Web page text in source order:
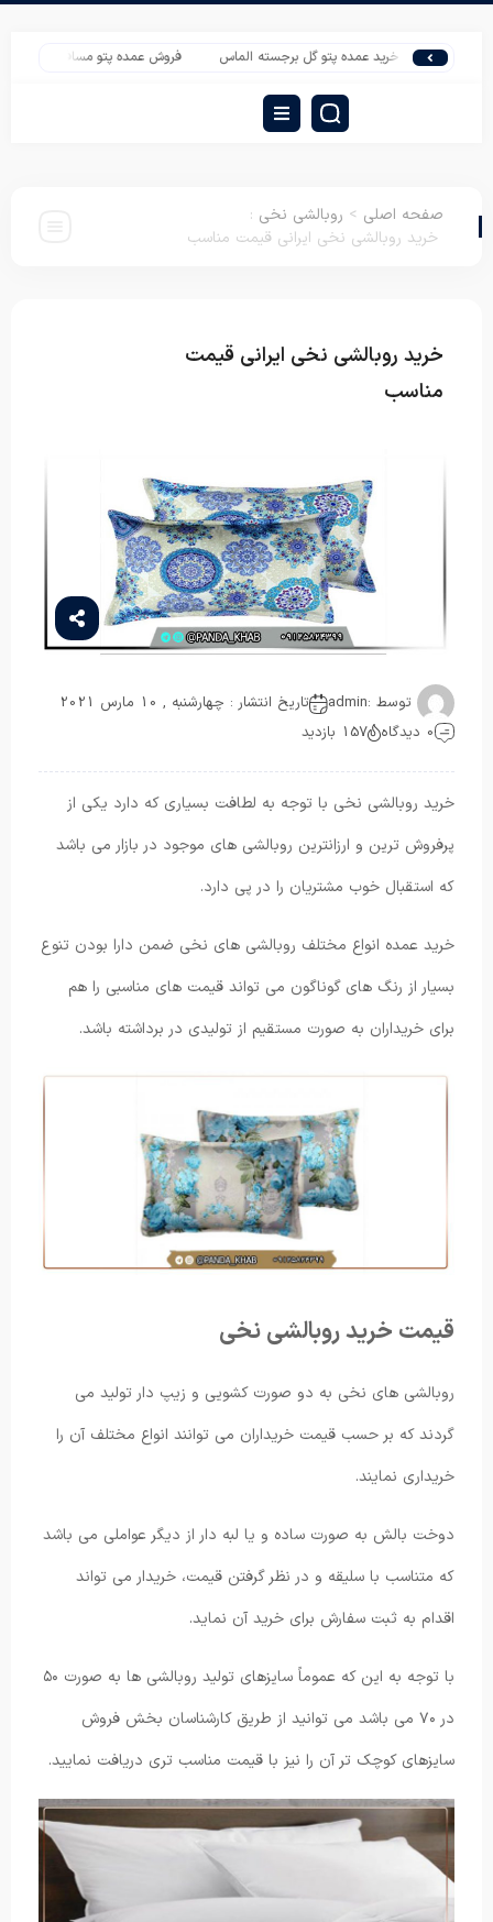
خرید عمده پتو گل برجسته الماس فروش عمده پتو مسافرتی ارزان | خرید
صفحه اصلی > روبالشی نخی :
خرید روبالشی نخی ایرانی قیمت مناسب
خرید روبالشی نخی ایرانی قیمت
مناسب
توسط :admin
تاریخ انتشار : چهارشنبه , 10 مارس 2021
0 دیدگاه
157 بازدید
خرید روبالشی نخی با توجه به لطافت بسیاری که دارد یکی از
پرفروش ترین و ارزانترین روبالشی های موجود در بازار می باشد
که استقبال خوب مشتریان را در پی دارد.
خرید عمده انواع مختلف روبالشی های نخی ضمن دارا بودن تنوع
بسیار از رنگ های گوناگون می تواند قیمت های مناسبی را هم
برای خریداران به صورت مستقیم از تولیدی در برداشته باشد.
قیمت خرید روبالشی نخی
روبالشی های نخی به دو صورت کشویی و زیپ دار تولید می
گردند که بر حسب قیمت خریداران می توانند انواع مختلف آن را
خریداری نمایند.
دوخت بالش به صورت ساده و یا لبه دار از دیگر عواملی می باشد
که متناسب با سلیقه و در نظر گرفتن قیمت، خریدار می تواند
اقدام به ثبت سفارش برای خرید آن نماید.
با توجه به این که عموماً سایزهای تولید روبالشی ها به صورت ۵۰
در ۷۰ می باشد می توانید از طریق کارشناسان بخش فروش
سایزهای کوچک تر آن را نیز با قیمت مناسب تری دریافت نمایید.